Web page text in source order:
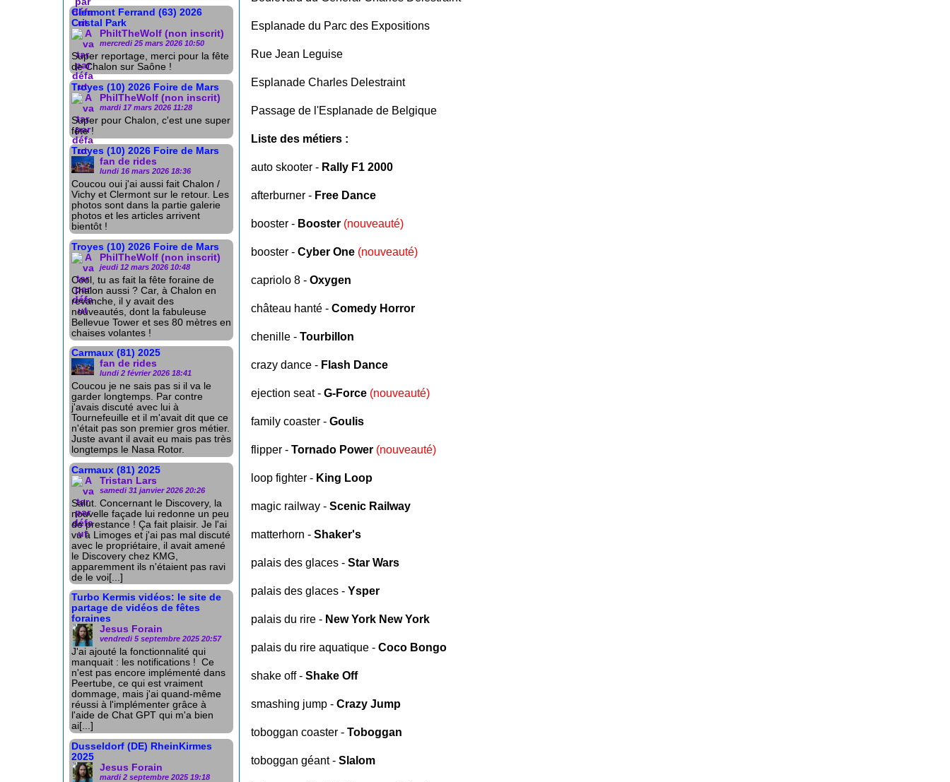
Clermont Ferrand (63) 2026
Cristal Park
PhiltTheWolf (non inscrit)
mercredi 25 mars 2026 10:50
Super reportage, merci pour la fête
de Chalon sur Saône !
Troyes (10) 2026 Foire de Mars
PhilTheWolf (non inscrit)
mardi 17 mars 2026 11:28
Super pour Chalon, c'est une super
fête !
Troyes (10) 2026 Foire de Mars
fan de rides
lundi 16 mars 2026 18:36
Coucou oui j'ai aussi fait Chalon /
Vichy et Clermont sur le retour. Les
photos sont dans la partie galerie
photos et les articles arrivent
bientôt !
Troyes (10) 2026 Foire de Mars
PhilTheWolf (non inscrit)
jeudi 12 mars 2026 10:48
Cool, tu as fait la fête foraine de
Chalon aussi ? Car, à Chalon en
revanche, il y avait des
nouveautés, dont la fabuleuse
Bellevue Tower et ses 80 mètres en
chaises volantes !
Carmaux (81) 2025
fan de rides
lundi 2 février 2026 18:41
Coucou je ne sais pas si il va le
garder longtemps. Par contre
j'avais discuté avec lui à
Tournefeuille et il m'avait dit que ce
n'était pas son premier gros métier.
Juste avant il avait eu mais pas très
longtemps le Nasa Rotor.
Carmaux (81) 2025
Tristan Lars
samedi 31 janvier 2026 20:26
Salut. Concernant le Discovery, la
nouvelle façade lui redonne un peu
de prestance ! Ça fait plaisir. Je l'ai
vu à Limoges et j'ai pas mal discuté
avec le propriétaire, il avait amené
le Discovery chez KMG,
apparemment ils n'étaient pas ravi
de le voi[...]
Turbo Kermis vidéos: le site de
partage de vidéos de fêtes
foraines
Jesus Forain
vendredi 5 septembre 2025 20:57
J'ai ajouté la fonctionnalité qui
manquait : les notifications ! Ce
n'est pas encore implémenté dans
Peertube, ce qui est vraiment
dommage, mais j'ai quand-même
réussi à l'implémenter grâce à
l'aide de Chat GPT qui m'a bien
ai[...]
Dusseldorf (DE) RheinKirmes
2025
Jesus Forain
mardi 2 septembre 2025 19:18
Esplanade du Parc des Expositions
Rue Jean Leguise
Esplanade Charles Delestraint
Passage de l'Esplanade de Belgique
Liste des métiers :
auto skooter - Rally F1 2000
afterburner - Free Dance
booster - Booster (nouveauté)
booster - Cyber One (nouveauté)
capriolo 8 - Oxygen
château hanté - Comedy Horror
chenille - Tourbillon
crazy dance - Flash Dance
ejection seat - G-Force (nouveauté)
family coaster - Goulis
flipper - Tornado Power (nouveauté)
loop fighter - King Loop
magic railway - Scenic Railway
matterhorn - Shaker's
palais des glaces - Star Wars
palais des glaces - Ysper
palais du rire - New York New York
palais du rire aquatique - Coco Bongo
shake off - Shake Off
smashing jump - Crazy Jump
toboggan coaster - Toboggan
toboggan géant - Slalom